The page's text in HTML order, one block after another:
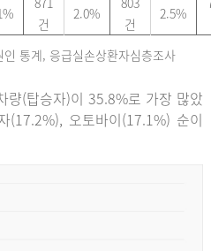
건
2.0%
건
2.5%
통계, 응급실손상환자심층조사
량(탑승자)이 35.8%로 가장 많았
(17.2%), 오토바이(17.1%) 순이